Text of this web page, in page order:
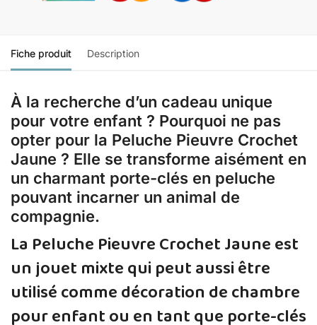
Fiche produit Description
À la recherche d’un cadeau unique
pour votre enfant ? Pourquoi ne pas
opter pour la Peluche Pieuvre Crochet
Jaune ? Elle se transforme aisément en
un charmant porte-clés en peluche
pouvant incarner un animal de
compagnie.
La Peluche Pieuvre Crochet Jaune est
un jouet mixte qui peut aussi être
utilisé comme décoration de chambre
pour enfant ou en tant que porte-clés